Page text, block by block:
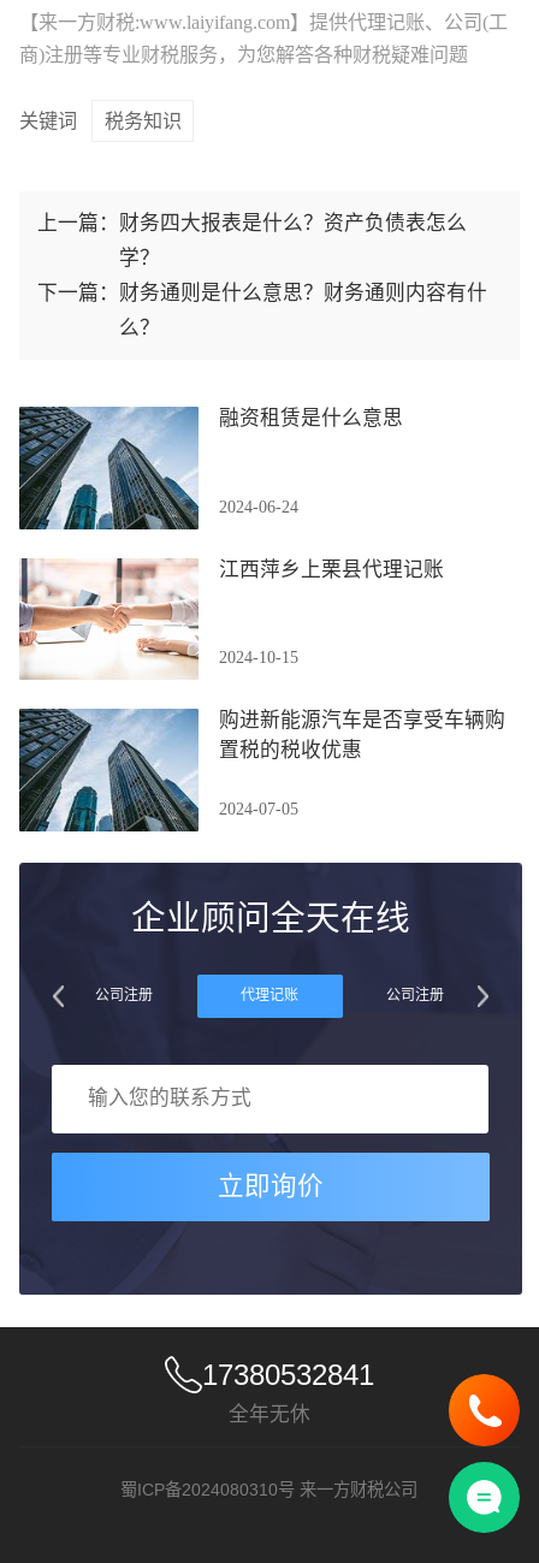
【来一方财税:www.laiyifang.com】提供代理记账、公司(工
商)注册等专业财税服务，为您解答各种财税疑难问题
关键词 税务知识
上一篇： 财务四大报表是什么？资产负债表怎么
学？
下一篇： 财务通则是什么意思？财务通则内容有什
么？
融资租赁是什么意思
2024-06-24
江西萍乡上栗县代理记账
2024-10-15
购进新能源汽车是否享受车辆购
置税的税收优惠
2024-07-05
企业顾问全天在线
公司注册 代理记账 公司注册
立即询价
17380532841
全年无休
蜀ICP备2024080310号 来一方财税公司